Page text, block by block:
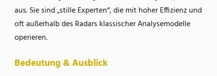
aus. Sie sind „stille Experten“, die mit hoher Effizienz und
oft außerhalb des Radars klassischer Analysemodelle
operieren.
Bedeutung & Ausblick